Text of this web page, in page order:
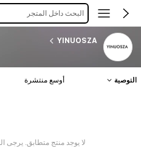
البحث داخل المتجر
YINUOSZA
التوصية أوسع منتشرة
لا يوجد منتج متطابق. يرجى